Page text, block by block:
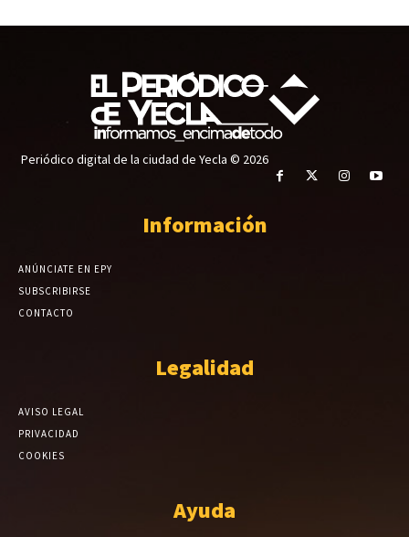
Periódico digital de la ciudad de Yecla © 2026
Información
ANÚNCIATE EN EPY
SUBSCRIBIRSE
CONTACTO
Legalidad
AVISO LEGAL
PRIVACIDAD
COOKIES
Ayuda